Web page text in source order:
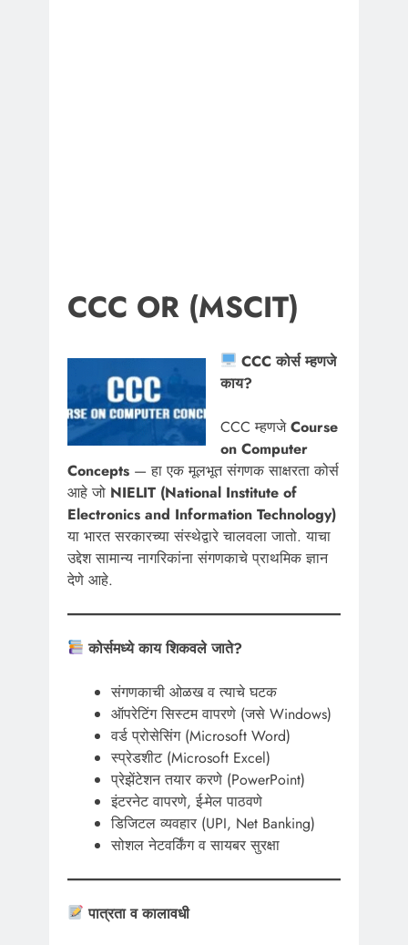
CCC OR (MSCIT)
CCC कोर्स म्हणजे
काय?
CCC म्हणजेCourse
on Computer
Concepts — हा एक मूलभूत संगणक साक्षरता कोर्स
आहे जो NIELIT (National Institute of
Electronics and Information Technology)
या भारत सरकारच्या संस्थेद्वारे चालवला जातो. याचा
उद्देश सामान्य नागरिकांना संगणकाचे प्राथमिक ज्ञान
देणे आहे.
कोर्समध्ये काय शिकवले जाते?
संगणकाची ओळख व त्याचे घटक
ऑपरेटिंग सिस्टम वापरणे (जसे Windows)
वर्ड प्रोसेसिंग (Microsoft Word)
स्प्रेडशीट (Microsoft Excel)
प्रेझेंटेशन तयार करणे (PowerPoint)
इंटरनेट वापरणे, ई-मेल पाठवणे
डिजिटल व्यवहार (UPI, Net Banking)
सोशल नेटवर्किंग व सायबर सुरक्षा
पात्रता व कालावधी